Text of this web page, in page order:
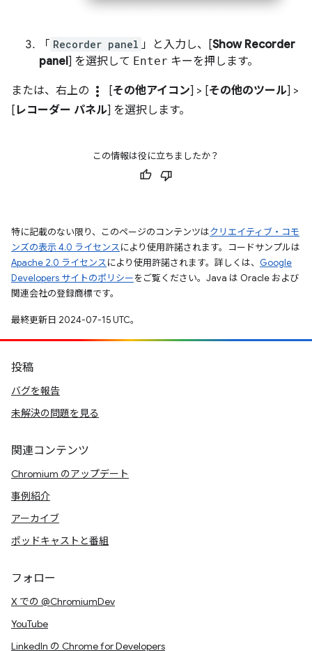
「 Recorder panel 」と入力し、[Show Recorder
panel] を選択して Enter キーを押します。
または、右上の more_vert [その他アイコン] > [その他のツール] >
[ レコーダー パネル] を選択します。
この情報は役に立ちましたか？
特に記載のない限り、このページのコンテンツはクリエイティブ・コモ
ンズの表示 4.0 ライセンスにより使用許諾されます。コードサンプルは
Apache 2.0 ライセンスにより使用許諾されます。詳しくは、 Google
Developers サイトのポリシーをご覧ください。Java は Oracle および
関連会社の登録商標です。
最終更新日 2024-07-15 UTC。
投稿
バグを報告
未解決の問題を見る
関連コンテンツ
Chromium のアップデート
事例紹介
アーカイブ
ポッドキャストと番組
フォロー
X での @ChromiumDev
YouTube
LinkedIn の Chrome for Developers